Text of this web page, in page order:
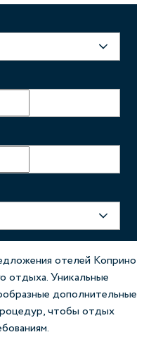
отелей Коприно
отдыха. Уникальные
дополнительные
чтобы отдых